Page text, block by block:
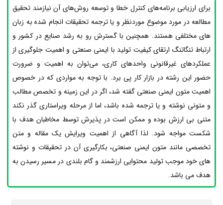
برای ارزیابی برنامه‌های کنترل خطا و توسعه روش‌های آن نیازمند تحقیق
مطالعه در مورد موضوع موردنظر و یا ترجمه تحقیقات انجام شده به زبان
های مختلفی هستند. همچنین با گسترش رو به رشد صنایع در کشور و
ارتباط تنگاتنگ ارتقای کیفیت تولید با ایمنی صنعتی و اهمیت جلوگیری از
عملکردهای غیرقانونی واحدهای کاری، می‌توان به اهمیت و ضرورت
حضور این رشته در بازار کار پی برد. با توجه به مواردی که در خصوص
اهمیت متون ایمنی صنعتی گفته شد، اگر در این زمینه و تخصص مطالب
و متونی نوشته و یا ترجمه شده باشد، اما از مرحله ویراستاری گذر نکند
متنی بی ارزش بوده و ممکن است در پذیرش توسط مخاطبان هدف با
شکست مواجه شود. لذا آگاهی از اهمیت ویرایش یک مقاله و متن
تخصصی مانند متون ایمنی صنعتی، بکارگیری آن در تحقیقات و نوشته
های خود موجب تولید محتوایی ارزشمند و گام بلندی در مسیر رسیدن به
هدف می باشد.